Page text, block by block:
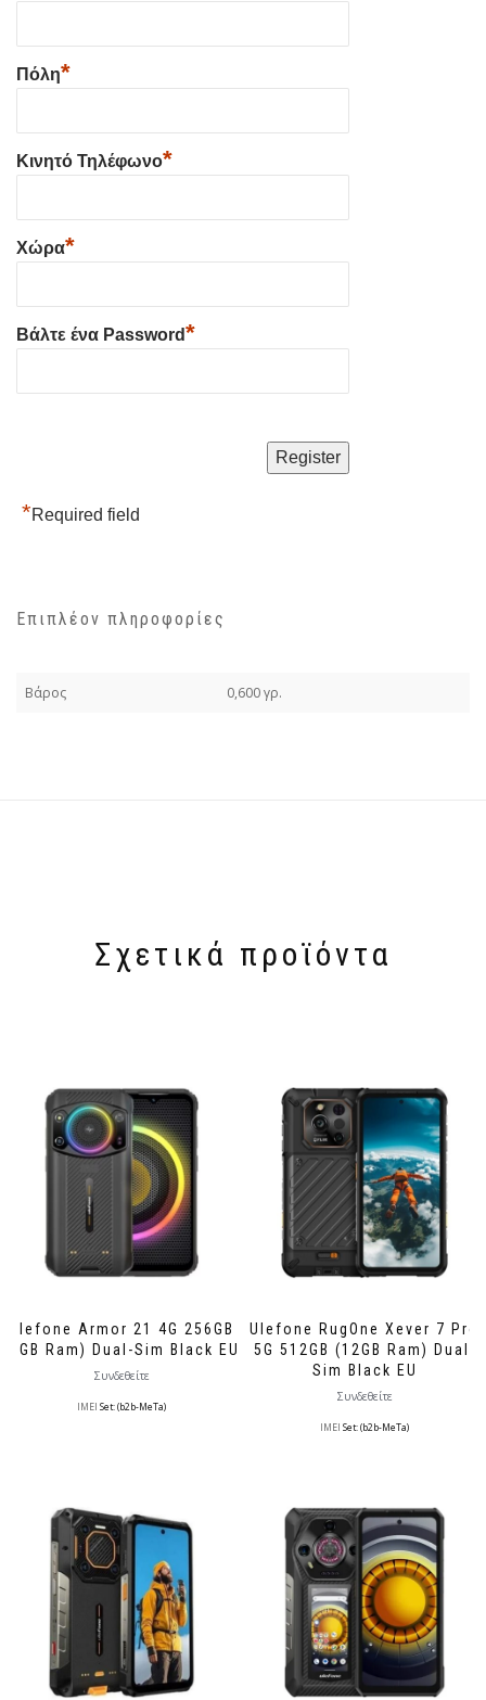
Πόλη*
Κινητό Τηλέφωνο*
Χώρα*
Βάλτε ένα Password*
*Required field
Επιπλέον πληροφορίες
Βάρος 0,600 γρ.
Σχετικά προϊόντα
Ulefone Armor 21 4G 256GB
(8GB Ram) Dual-Sim Black EU
Συνδεθείτε
IMEI Set: (b2b-MeTa)
Ulefone RugOne Xever 7 Pro
5G 512GB (12GB Ram) Dual-
Sim Black EU
Συνδεθείτε
IMEI Set: (b2b-MeTa)